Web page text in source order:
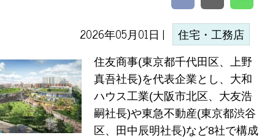
2026年05月01日 | 住宅・工務店
住友商事(東京都千代田区、上野
真吾社長)を代表企業とし、大和
ハウス工業(大阪市北区、大友浩
嗣社長)や東急不動産(東京都渋谷
区、田中辰明社長)など8社で構成